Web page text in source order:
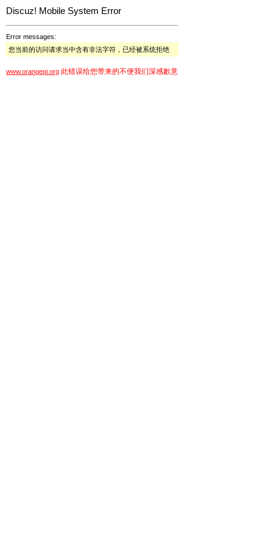
Discuz! Mobile System Error
Error messages:
您当前的访问请求当中含有非法字符，已经被系统拒绝
www.orangepi.org 此错误给您带来的不便我们深感歉意